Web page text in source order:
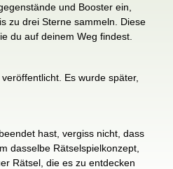
und Booster ein,
zu drei Sterne sammeln. Diese
du auf deinem Weg findest.
Es wurde später,
hast, vergiss nicht, dass
dasselbe Rätselspielkonzept,
Rätsel, die es zu entdecken